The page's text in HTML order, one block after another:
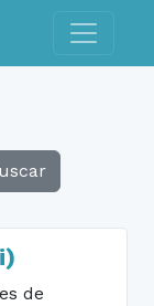
Toggle
de